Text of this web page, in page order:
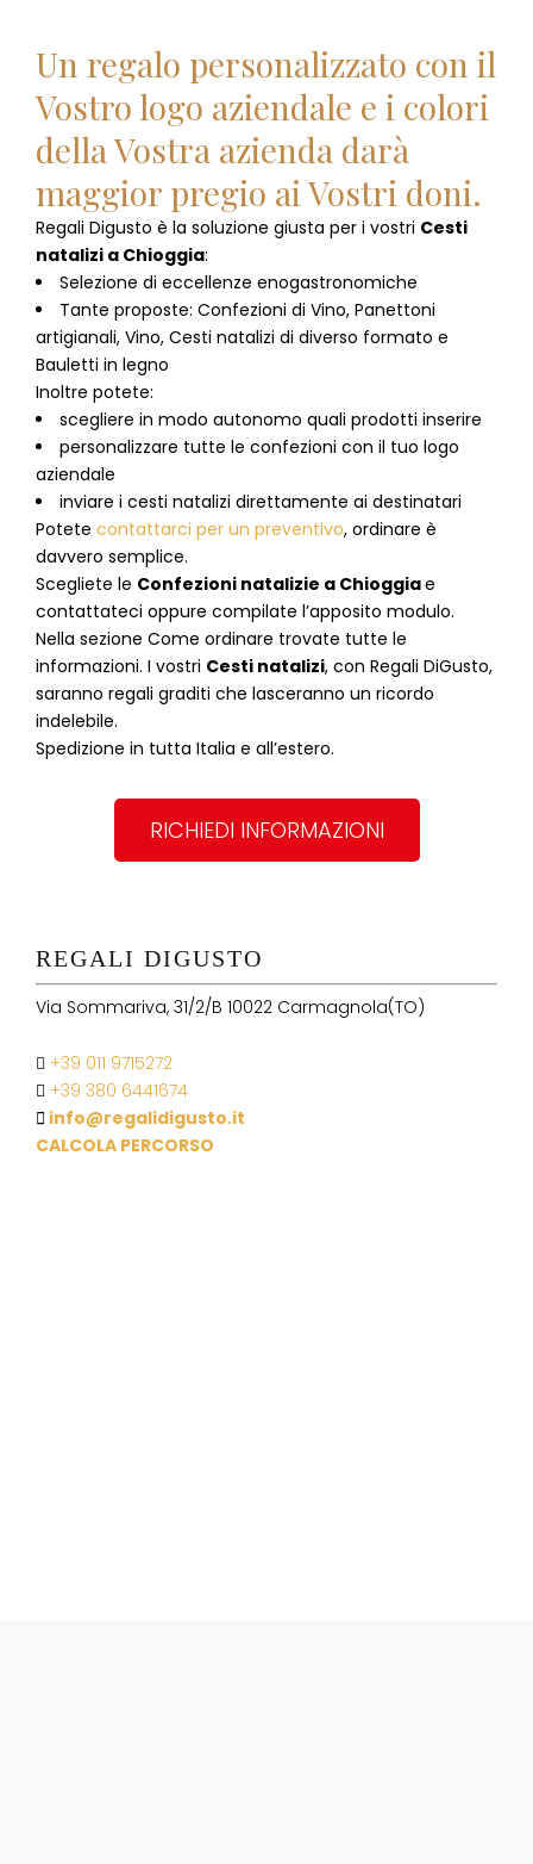
Un regalo personalizzato con il
Vostro logo aziendale e i colori
della Vostra azienda darà
maggior pregio ai Vostri doni.
Regali Digusto è la soluzione giusta per i vostri Cesti
natalizi a Chioggia:
Selezione di eccellenze enogastronomiche
Tante proposte: Confezioni di Vino, Panettoni
artigianali, Vino, Cesti natalizi di diverso formato e
Bauletti in legno
Inoltre potete:
scegliere in modo autonomo quali prodotti inserire
personalizzare tutte le confezioni con il tuo logo
aziendale
inviare i cesti natalizi direttamente ai destinatari
Potete contattarci per un preventivo, ordinare è
davvero semplice.
Scegliete le Confezioni natalizie a Chioggiae
contattateci oppure compilate l’apposito modulo.
Nella sezione Come ordinare trovate tutte le
informazioni. I vostri Cesti natalizi, con Regali DiGusto,
saranno regali graditi che lasceranno un ricordo
indelebile.
Spedizione in tutta Italia e all’estero.
RICHIEDI INFORMAZIONI
REGALI DIGUSTO
Via Sommariva, 31/2/B 10022 Carmagnola(TO)
+39 011 9715272
+39 380 6441674
info@regalidigusto.it
CALCOLA PERCORSO